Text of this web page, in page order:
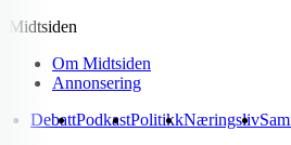
Midtsiden
Om Midtsiden
Annonsering
DebattPodkastPolitikkNæringsliv